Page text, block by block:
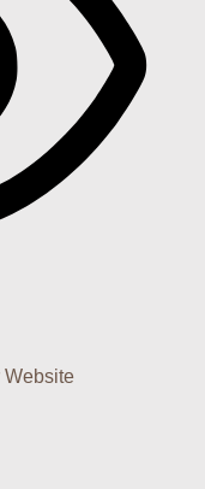
Website